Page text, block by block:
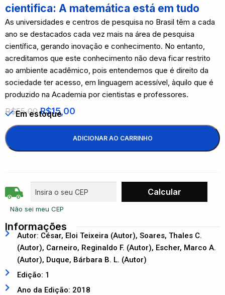
cientifica: A matemática está em tudo
As universidades e centros de pesquisa no Brasil têm a cada
ano se destacados cada vez mais na área de pesquisa
científica, gerando inovação e conhecimento. No entanto,
acreditamos que este conhecimento não deva ficar restrito
ao ambiente acadêmico, pois entendemos que é direito da
sociedade ter acesso, em linguagem acessível, àquilo que é
produzido na Academia por cientistas e professores.
R$55,00 R$15,00
Em estoque
ADICIONAR AO CARRINHO
Não sei meu CEP
Informações
Autor: César, Eloi Teixeira (Autor), Soares, Thales C.
(Autor), Carneiro, Reginaldo F. (Autor), Escher, Marco A.
(Autor), Duque, Bárbara B. L. (Autor)
Edição: 1
Ano da Edição: 2018